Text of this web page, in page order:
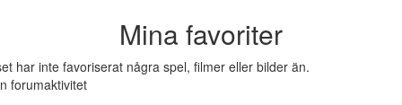
Mina favoriter
har inte favoriserat några spel, filmer eller bilder än.
forumaktivitet